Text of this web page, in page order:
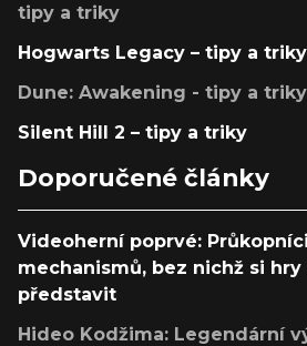
tipy a triky
Hogwarts Legacy – tipy a triky
Dune: Awakening - tipy a triky
Silent Hill 2 – tipy a triky
Doporučené články
Videoherní poprvé:
mechanismů, bez nichž si
představit
Hideo Kodžima: Legendární